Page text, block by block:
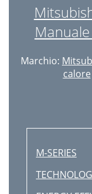
Marchio:
calore
M-SERIES